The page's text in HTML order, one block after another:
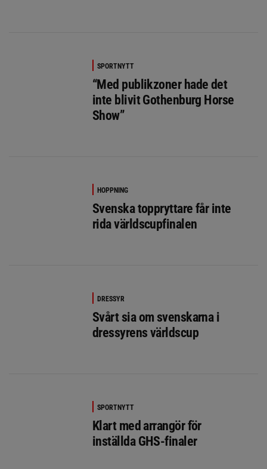
SPORTNYTT
“Med publikzoner hade det
inte blivit Gothenburg Horse
Show”
HOPPNING
Svenska toppryttare får inte
rida världscupfinalen
DRESSYR
Svårt sia om svenskarna i
dressyrens världscup
SPORTNYTT
Klart med arrangör för
inställda GHS-finaler